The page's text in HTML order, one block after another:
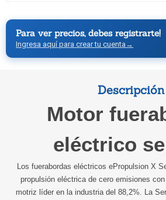
Para ver precios, debes registrarte!
Ingresa aquí para crear tu cuenta →
Descripción
Motor
eléctrico
Los fuerabordas eléctricos ePropulsion X
propulsión eléctrica de cero emisiones
motriz líder en la industria del 88,2%. La